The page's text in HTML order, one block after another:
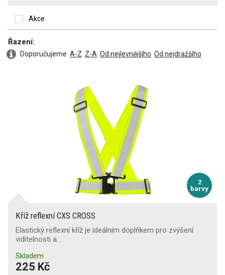
Řazení:
Doporučujeme A-Z Z-A Od nejlevnějšího Od nejdražšího
Akce
2
barvy
Kříž reflexní CXS CROSS
Elastický reflexní kříž je ideálním doplňkem pro zvýšení
viditelnosti a…
Skladem
225 Kč